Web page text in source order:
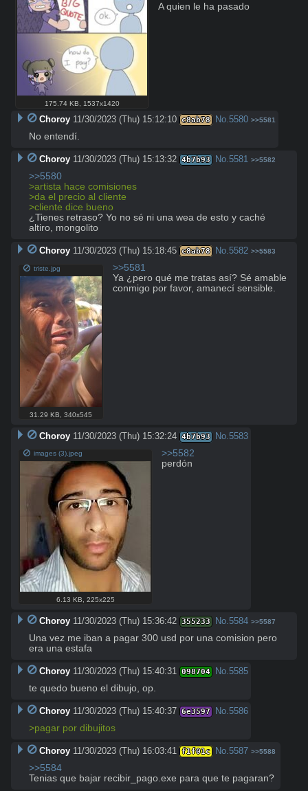
175.74 KB 1537x1420
A quien le ha pasado
Choroy 11/30/2023 (Thu) 15:12:10 c8ab78 No.5580 >>5581
No entendí.
Choroy 11/30/2023 (Thu) 15:13:32 4b7b93 No.5581 >>5582
>>5580
>artista hace comisiones
>da el precio al cliente
>cliente dice bueno
¿Tienes retraso? Yo no sé ni una wea de esto y caché
altiro, mongolito
Choroy 11/30/2023 (Thu) 15:18:45 c8ab78 No.5582 >>5583
triste.jpg
31.29 KB ,340x545
>>5581
Ya ¿pero qué me tratas así? Sé amable
conmigo por favor, amanecí sensible.
Choroy 11/30/2023 (Thu) 15:32:24 4b7b93 No. 5583
images (3).jpeg
6.13 KB 225x225
>>5582
perdón
Choroy 11/30/2023 (Thu) 15:36:42 355233 No.5584 >>5587
Una vez me iban a pagar 300 usd por una comision pero
era una estafa
Choroy 11/30/2023 (Thu) 15:40:31 098704 No.5585
te quedo bueno el dibujo, op.
Choroy 11/30/2023 (Thu) 15:40:37 6e3597 No.5586
>pagar por dibujitos
Choroy 11/30/2023 (Thu) 16:03:41 f1f01c No.5587 >>5588
>>5584
Tenias que bajar recibir_pago.exe para que te pagaran?